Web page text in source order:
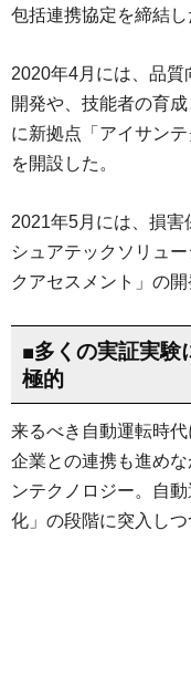
包括連携協定を締結し
2020年4月には、品質
開発や、技能者の育
に新拠点「アイサン
を開設した。
2021年5月には、損害
シュアテックソリュ
クアセスメント」の
■多くの実証実験
極的
来るべき自動運転時
企業との連携も進め
ンテクノロジー。自
化」の段階に突入し